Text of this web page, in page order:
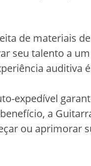
de materiais
seu talento a
auditiva
expedível
a
ou aprimorar